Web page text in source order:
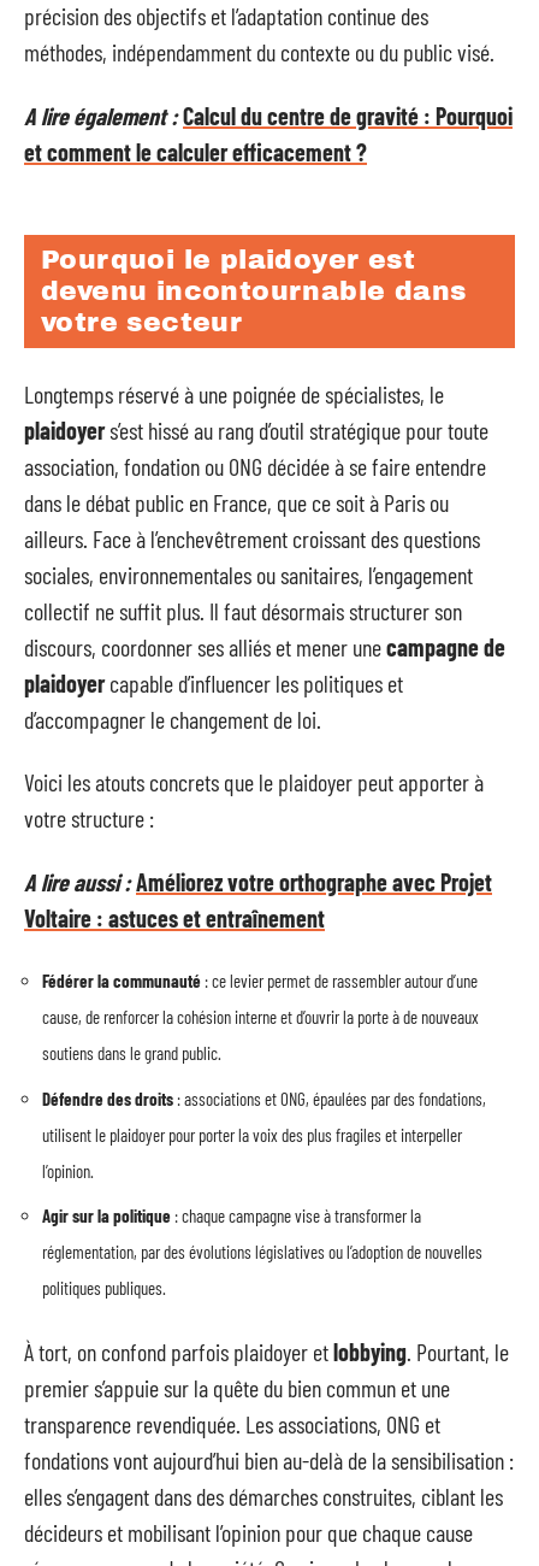
précision des objectifs et l’adaptation continue des
méthodes, indépendamment du contexte ou du public visé.
A lire également :Calcul du centre de gravité : Pourquoi
et comment le calculer efficacement ?
Pourquoi le plaidoyer est
devenu incontournable dans
votre secteur
Longtemps réservé à une poignée de spécialistes, le
plaidoyers’est hissé au rang d’outil stratégique pour toute
association, fondation ou ONG décidée à se faire entendre
dans le débat public en France, que ce soit à Paris ou
ailleurs. Face à l’enchevêtrement croissant des questions
sociales, environnementales ou sanitaires, l’engagement
collectif ne suffit plus. Il faut désormais structurer son
discours, coordonner ses alliés et mener unecampagne de
plaidoyercapable d’influencer les politiques et
d’accompagner le changement de loi.
Voici les atouts concrets que le plaidoyer peut apporter à
votre structure :
A lire aussi :Améliorez votre orthographe avec Projet
Voltaire : astuces et entraînement
Fédérer la communauté : ce levier permet de rassembler autour d’une
cause, de renforcer la cohésion interne et d’ouvrir la porte à de nouveaux
soutiens dans le grand public.
Défendre des droits : associations et ONG, épaulées par des fondations,
utilisent le plaidoyer pour porter la voix des plus fragiles et interpeller
l’opinion.
Agir sur la politique : chaque campagne vise à transformer la
réglementation, par des évolutions législatives ou l’adoption de nouvelles
politiques publiques.
À tort, on confond parfois plaidoyer etlobbying . Pourtant, le
premier s’appuie sur la quête du bien commun et une
transparence revendiquée. Les associations, ONG et
fondations vont aujourd’hui bien au-delà de la sensibilisation :
elles s’engagent dans des démarches construites, ciblant les
décideurs et mobilisant l’opinion pour que chaque cause